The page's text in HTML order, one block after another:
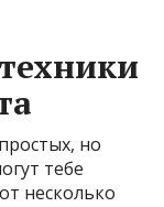
но
тебе
несколько